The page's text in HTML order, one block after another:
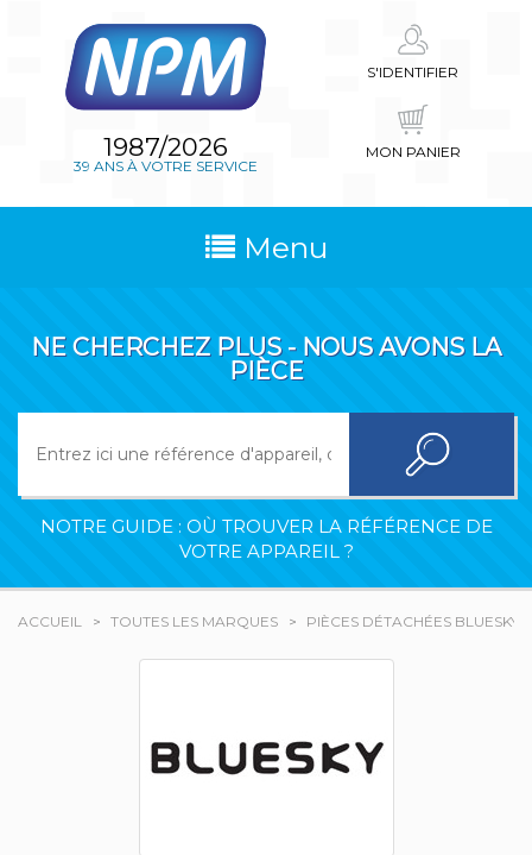
1987/2026
39 ANS À VOTRE SERVICE
S'IDENTIFIER
MON PANIER
Menu
NE CHERCHEZ PLUS - NOUS AVONS LA
PIÈCE
NOTRE GUIDE : OÙ TROUVER LA RÉFÉRENCE DE
VOTRE APPAREIL ?
ACCUEIL TOUTES LES MARQUES PIÈCES DÉTACHÉES BLUESKY